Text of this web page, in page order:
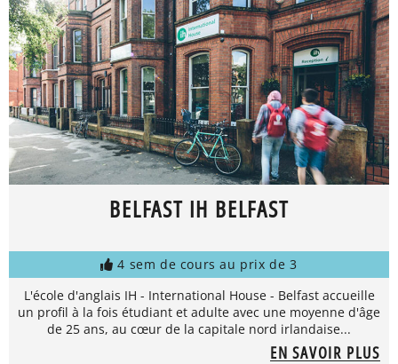
BELFAST IH BELFAST
4 sem de cours au prix de 3
L'école d'anglais IH - International House - Belfast accueille
un profil à la fois étudiant et adulte avec une moyenne d'âge
de 25 ans, au cœur de la capitale nord irlandaise...
EN SAVOIR PLUS